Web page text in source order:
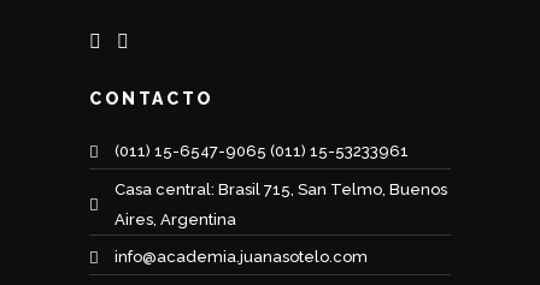
CONTACTO
(011) 15-6547-9065 (011) 15-53233961
Casa central: Brasil 715, San Telmo, Buenos
Aires, Argentina
info@academia.juanasotelo.com